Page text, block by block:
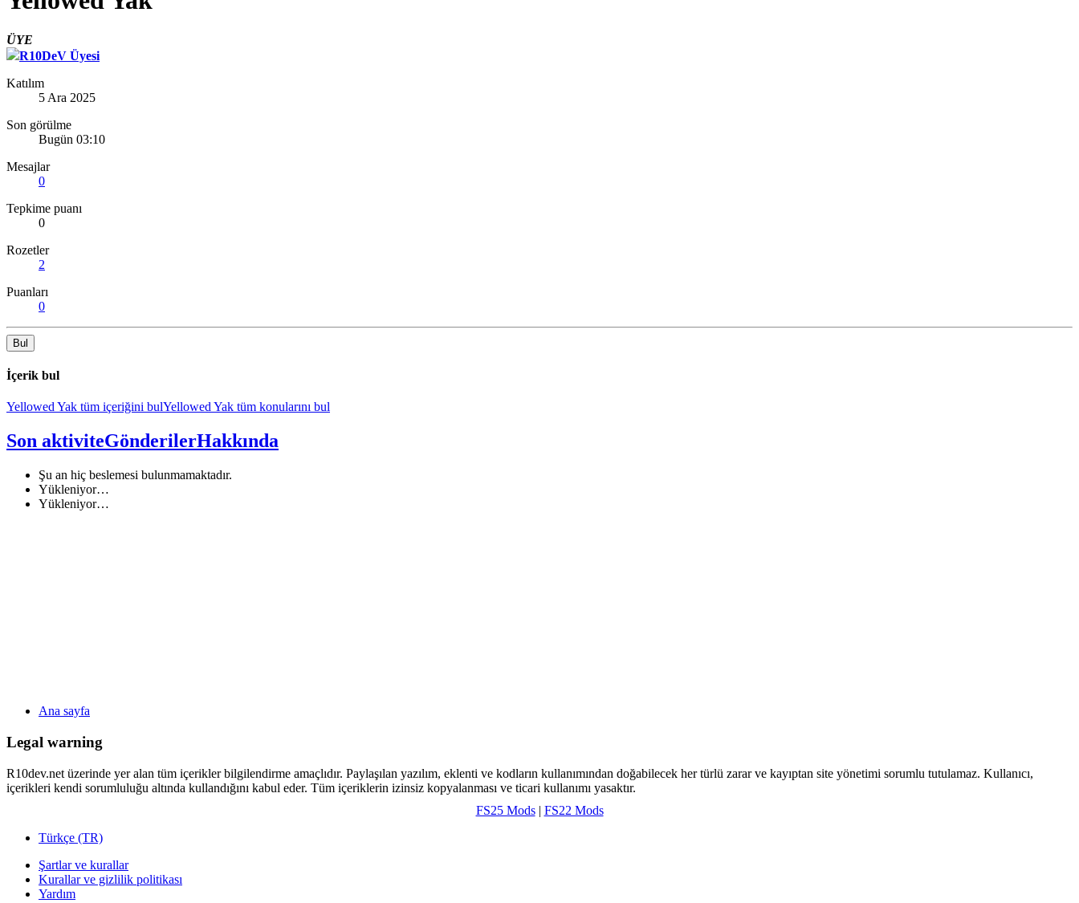
ÜYE
R10DeV Üyesi
Katılım
5 Ara 2025
Son görülme
Bugün 03:10
Mesajlar
0
Tepkime puanı
0
Rozetler
2
Puanları
0
Bul
İçerik bul
Yellowed Yak tüm içeriğini bulYellowed Yak tüm konularını bul
Son aktiviteGönderilerHakkında
Şu an hiç beslemesi bulunmamaktadır.
Yükleniyor…
Yükleniyor…
Ana sayfa
Legal warning
R10dev.net üzerinde yer alan tüm içerikler bilgilendirme amaçlıdır. Paylaşılan yazılım, eklenti ve kodların kullanımından doğabilecek her türlü zarar ve kayıptan site yönetimi sorumlu tutulamaz. Kullanıcı,
içerikleri kendi sorumluluğu altında kullandığını kabul eder. Tüm içeriklerin izinsiz kopyalanması ve ticari kullanımı yasaktır.
FS25 Mods| FS22 Mods
Türkçe (TR)
Şartlar ve kurallar
Kurallar ve gizlilik politikası
Yardım